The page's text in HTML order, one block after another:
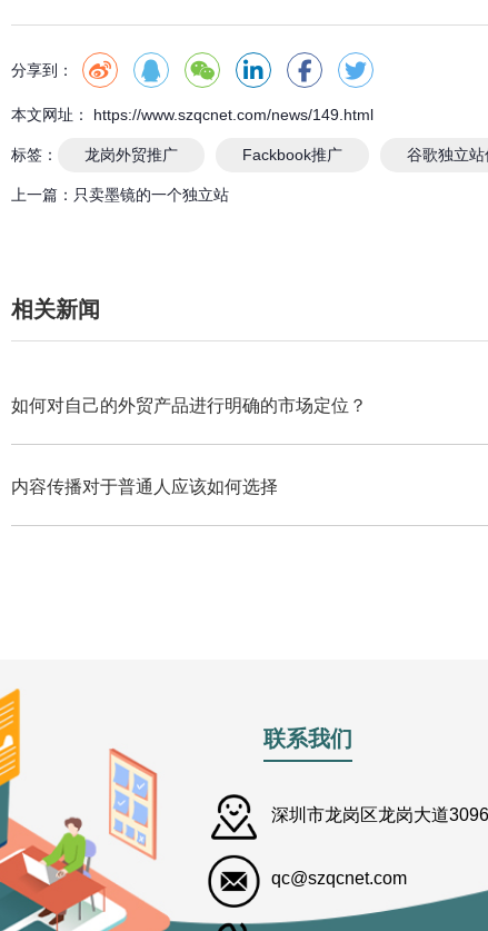
分享到：
本文网址： https://www.szqcnet.com/news/149.html
标签： 龙岗外贸推广 Fackbook推广 谷歌独立站
上一篇： 只卖墨镜的一个独立站
相关新闻
如何对自己的外贸产品进行明确的市场定位？
内容传播对于普通人应该如何选择
联系我们
深圳市龙岗区龙岗大道
qc@szqcnet.com